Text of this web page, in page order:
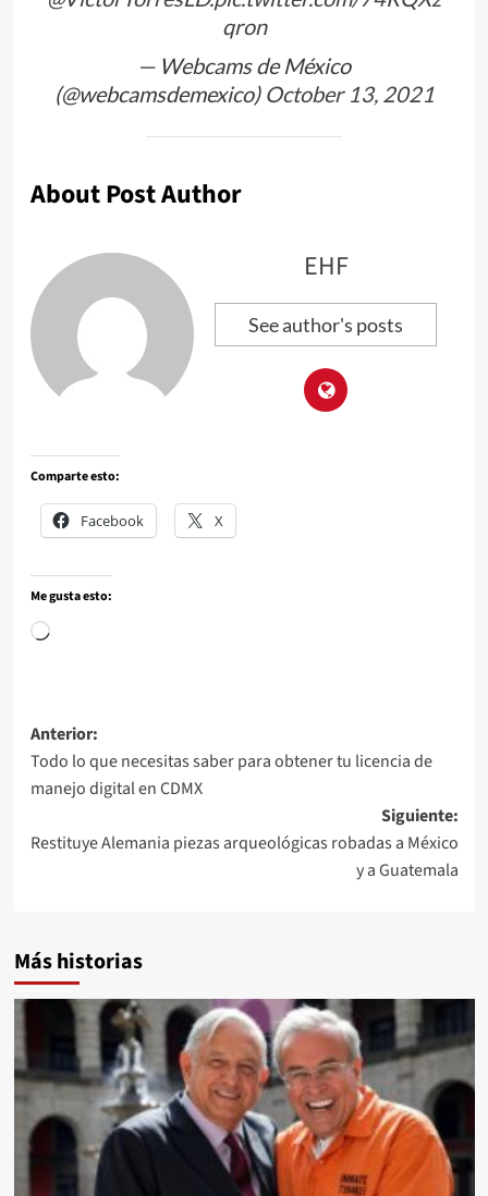
qron
— Webcams de México
(@webcamsdemexico) October 13, 2021
About Post Author
EHF
See author's posts
Comparte esto:
Facebook X
Me gusta esto:
Anterior:
Todo lo que necesitas saber para obtener tu licencia de
manejo digital en CDMX
Siguiente:
Restituye Alemania piezas arqueológicas robadas a México
y a Guatemala
Más historias